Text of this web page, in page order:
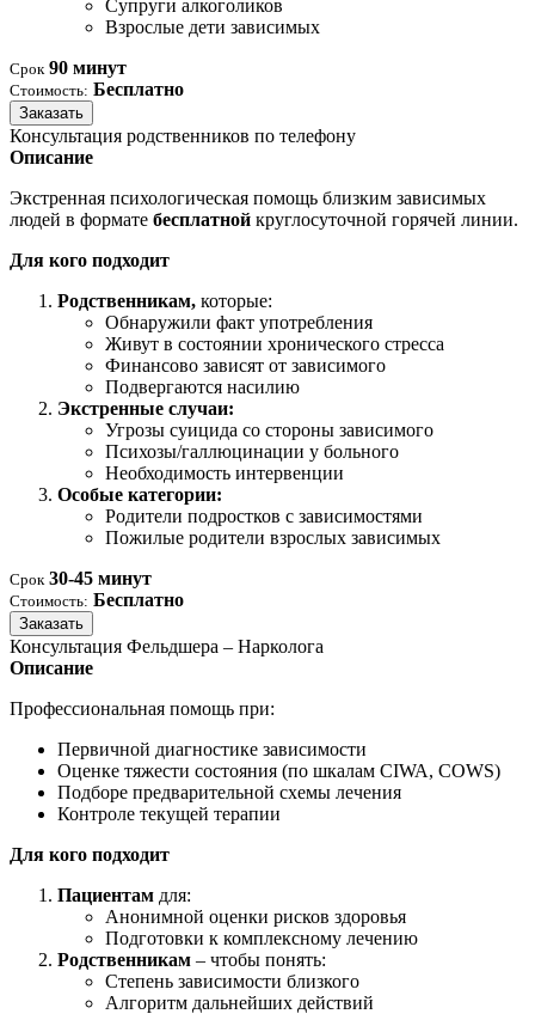
Супруги алкоголиков
Взрослые дети зависимых
Срок 90 минут
Стоимость: Бесплатно
Заказать
Консультация родственников по телефону
Описание
Экстренная психологическая помощь близким зависимых
людей в формате бесплатной круглосуточной горячей линии.
Для кого подходит
Родственникам, которые:
Обнаружили факт употребления
Живут в состоянии хронического стресса
Финансово зависят от зависимого
Подвергаются насилию
Экстренные случаи:
Угрозы суицида со стороны зависимого
Психозы/галлюцинации у больного
Необходимость интервенции
Особые категории:
Родители подростков с зависимостями
Пожилые родители взрослых зависимых
Срок 30-45 минут
Стоимость: Бесплатно
Заказать
Консультация Фельдшера – Нарколога
Описание
Профессиональная помощь при:
Первичной диагностике зависимости
Оценке тяжести состояния (по шкалам CIWA, COWS)
Подборе предварительной схемы лечения
Контроле текущей терапии
Для кого подходит
Пациентам для:
Анонимной оценки рисков здоровья
Подготовки к комплексному лечению
Родственникам – чтобы понять:
Степень зависимости близкого
Алгоритм дальнейших действий